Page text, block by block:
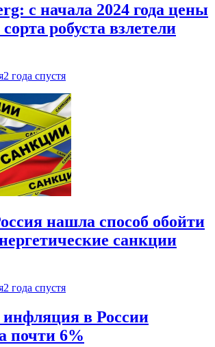
с начала 2024 года цены
робуста взлетели
2 года спустя
нашла способ обойти
санкции
2 года спустя
инфляция в России
почти 6%